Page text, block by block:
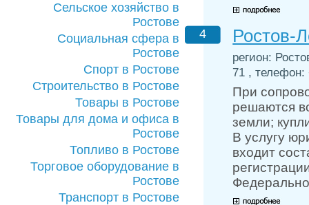
Сельское хозяйство в
Ростове
Социальная сфера в
Ростове
Спорт в Ростове
Строительство в Ростове
Товары в Ростове
Товары для дома и офиса в
Ростове
Топливо в Ростове
Торговое оборудование в
Ростове
Транспорт в Ростове
4 Ростов-
регион:
71 ,
При
решаются
земли;
В услугу
входит